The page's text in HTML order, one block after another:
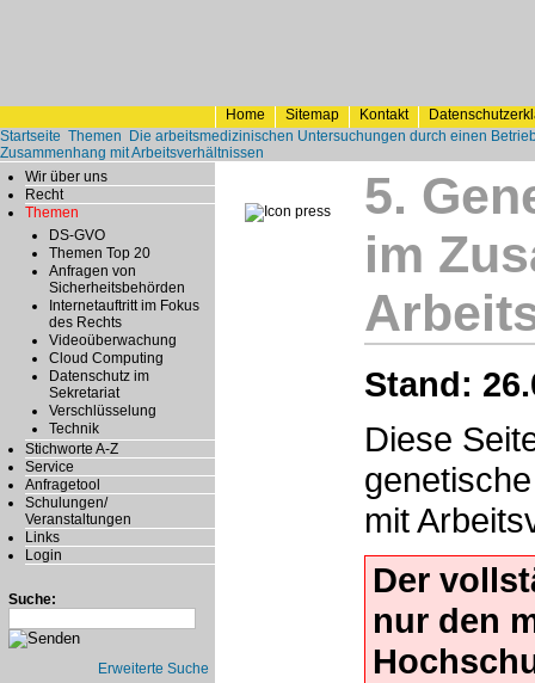
Home Sitemap Kontakt
Startseite Themen
Die arbeitsmedizinischen Untersuchungen durch einen
Zusammenhang mit Arbeitsverhältnissen
Wir über uns
Recht
Themen
DS-GVO
Themen Top 20
Anfragen von
Sicherheitsbehörden
Internetauftritt im Fokus
des Rechts
Videoüberwachung
Cloud Computing
Datenschutz im
Sekretariat
Verschlüsselung
Technik
Stichworte A-Z
Service
Anfragetool
Schulungen/
Veranstaltungen
Links
Login
Suche:
Erweiterte Suche
5.
im
Stand:
Diese
mit
Der
nur den